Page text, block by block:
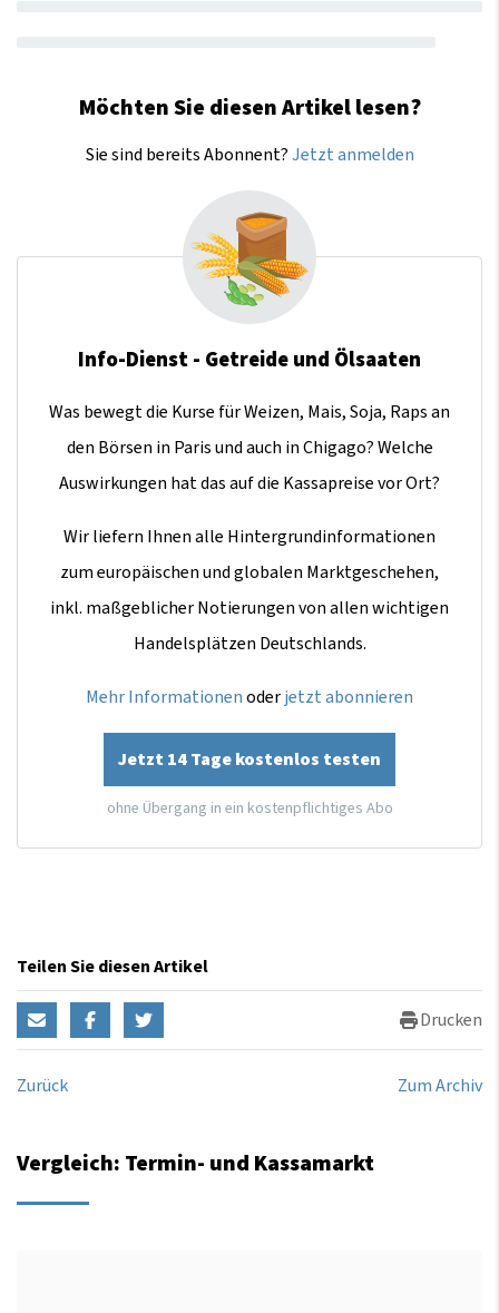
Möchten Sie diesen Artikel lesen?
Sie sind bereits Abonnent?Jetzt anmelden
Info-Dienst - Getreide und Ölsaaten
Was bewegt die Kurse für Weizen, Mais, Soja, Raps an
den Börsen in Paris und auch in Chigago? Welche
Auswirkungen hat das auf die Kassapreise vor Ort?
Wir liefern Ihnen alle Hintergrundinformationen
zum europäischen und globalen Marktgeschehen,
inkl. maßgeblicher Notierungen von allen wichtigen
Handelsplätzen Deutschlands.
Mehr Informationenoderjetzt abonnieren
Jetzt 14 Tage kostenlos testen
ohne Übergang in ein kostenpflichtiges Abo
Teilen Sie diesen Artikel
Drucken
Zurück Zum Archiv
Vergleich: Termin- und Kassamarkt